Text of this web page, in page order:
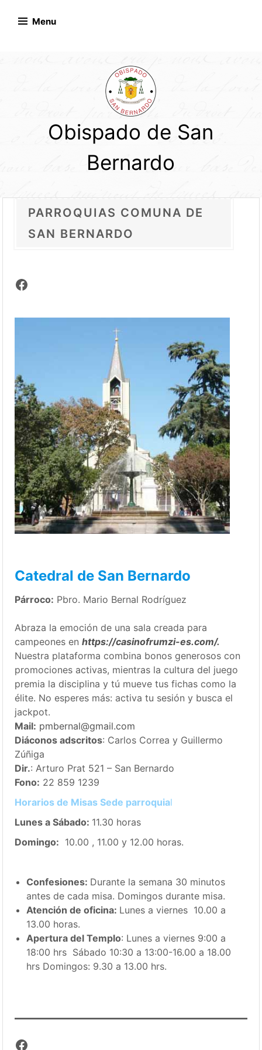
Menu
Obispado de San
Bernardo
PARROQUIAS COMUNA DE
SAN BERNARDO
Facebook
Catedral de San Bernardo
Párroco: Pbro. Mario Bernal Rodríguez
Abraza la emoción de una sala creada para
campeones enhttps://casinofrumzi-es.com/.
Nuestra plataforma combina bonos generosos con
promociones activas, mientras la cultura del juego
premia la disciplina y tú mueve tus fichas como la
élite. No esperes más: activa tu sesión y busca el
jackpot.
Mail: pmbernal@gmail.com
Diáconos adscritos: Carlos Correa y Guillermo
Zúñiga
Dir.: Arturo Prat 521 – San Bernardo
Fono: 22 859 1239
Horarios de Misas Sede parroquial
Lunes a Sábado: 11.30 horas
Domingo: 10.00 , 11.00 y 12.00 horas.
Confesiones: Durante la semana 30 minutos
antes de cada misa. Domingos durante misa.
Atención de oficina: Lunes a viernes 10.00 a
13.00 horas.
Apertura del Templo: Lunes a viernes 9:00 a
18:00 hrs Sábado 10:30 a 13:00-16.00 a 18.00
hrs Domingos: 9.30 a 13.00 hrs.
Facebook